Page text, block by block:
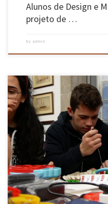
Alunos de Design e
projeto de …
by admin
Campanha levada a cabo pelos Serviços de
Robótica do DEI A 11ª edição da Campanha
criança feliz!” disseminada por grande
brinquedos recolhidos, alcançando 5038